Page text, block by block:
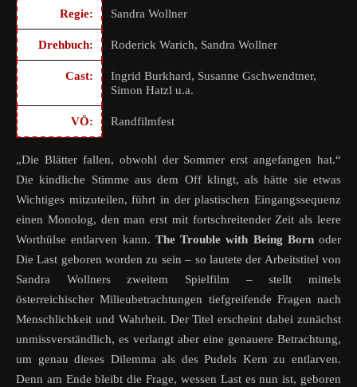
Regie: Sandra Wollner
Drehbuch: Roderick Warich, Sandra Wollner
Cast:
Ingrid Burkhard, Susanne Gschwendtner,
Simon Hatzl u.a.
VÖ: Randfilmfest
„Die Blätter fallen, obwohl der Sommer erst angefangen hat.“
Die kindliche Stimme aus dem Off klingt, als hätte sie etwas
Wichtiges mitzuteilen, führt in der plastischen Eingangssequenz
einen Monolog, den man erst mit fortschreitender Zeit als leere
Worthülse entlarven kann. The Trouble with Being Bornoder
Die Last geboren worden zu sein – so lautete der Arbeitstitel von
Sandra Wollners zweitem Spielfilm – stellt mittels
österreichischer Milieubetrachtungen tiefgreifende Fragen nach
Menschlichkeit und Wahrheit. Der Titel erscheint dabei zunächst
unmissverständlich, es verlangt aber eine genauere Betrachtung,
um genau dieses Dilemma als des Pudels Kern zu entlarven.
Denn am Ende bleibt die Frage, wessen Last es nun ist, geboren